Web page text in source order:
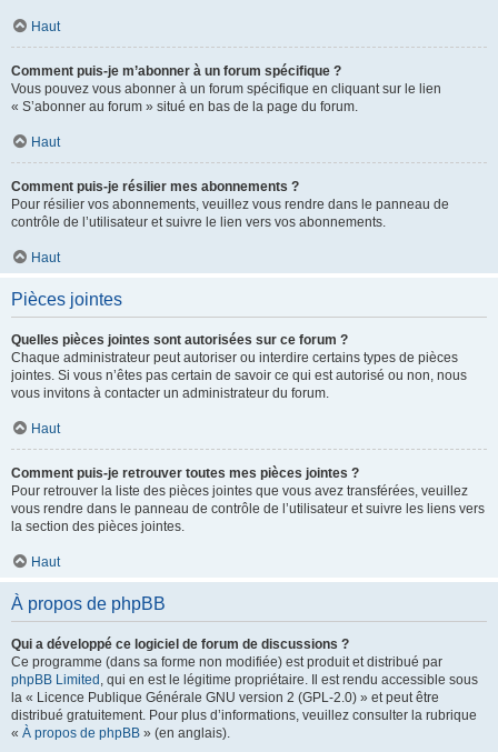
Haut
Comment puis-je m’abonner à un forum spécifique ?
Vous pouvez vous abonner à un forum spécifique en cliquant sur le lien
« S’abonner au forum » situé en bas de la page du forum.
Haut
Comment puis-je résilier mes abonnements ?
Pour résilier vos abonnements, veuillez vous rendre dans le panneau de
contrôle de l’utilisateur et suivre le lien vers vos abonnements.
Haut
Pièces jointes
Quelles pièces jointes sont autorisées sur ce forum ?
Chaque administrateur peut autoriser ou interdire certains types de pièces
jointes. Si vous n’êtes pas certain de savoir ce qui est autorisé ou non, nous
vous invitons à contacter un administrateur du forum.
Haut
Comment puis-je retrouver toutes mes pièces jointes ?
Pour retrouver la liste des pièces jointes que vous avez transférées, veuillez
vous rendre dans le panneau de contrôle de l’utilisateur et suivre les liens vers
la section des pièces jointes.
Haut
À propos de phpBB
Qui a développé ce logiciel de forum de discussions ?
Ce programme (dans sa forme non modifiée) est produit et distribué par
phpBB Limited , qui en est le légitime propriétaire. Il est rendu accessible sous
la « Licence Publique Générale GNU version 2 (GPL-2.0) » et peut être
distribué gratuitement. Pour plus d’informations, veuillez consulter la rubrique
« À propos de phpBB » (en anglais).